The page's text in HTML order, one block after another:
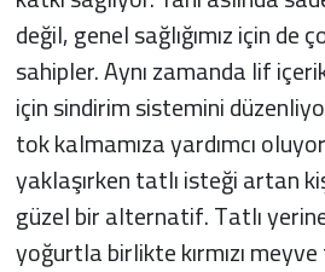
değil, genel sağlığımız için de
sahipler. Aynı zamanda lif
için sindirim sistemini
tok kalmamıza yardımcı
yaklaşırken tatlı isteği artan
güzel bir alternatif. Tatlı
yoğurtla birlikte kırmızı